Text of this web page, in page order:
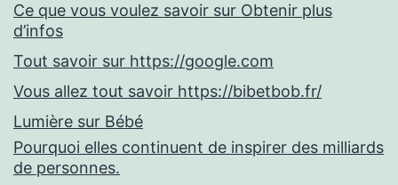
Ce que vous voulez savoir sur Obtenir plus
d’infos
Tout savoir sur https://google.com
Vous allez tout savoir https://bibetbob.fr/
Lumière sur Bébé
Pourquoi elles continuent de inspirer des milliards
de personnes.